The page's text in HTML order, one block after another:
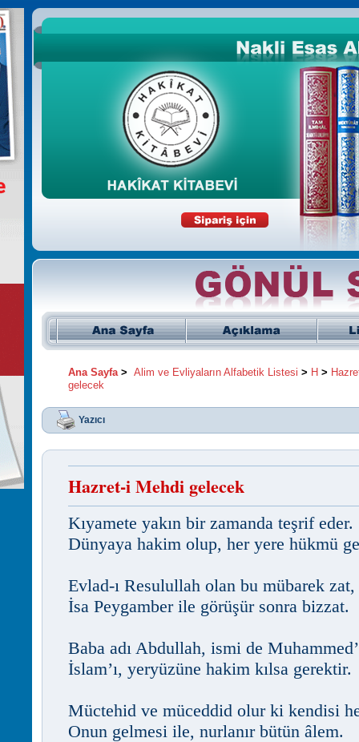
Ana Sayfa> Alim ve Evliyaların Alfabetik Listesi > H >
gelecek
Yazıcı
Hazret-i Mehdi gelecek
Kıyamete yakın bir zamanda teşrif eder.
Dünyaya hakim olup, her yere hükmü
Evlad-ı Resulullah olan bu mübarek zat,
İsa Peygamber ile görüşür sonra bizzat.
Baba adı Abdullah, ismi de
İslam’ı, yeryüzüne hakim kılsa gerektir.
Müctehid ve müceddid olur ki kendisi
Onun gelmesi ile, nurlanır bütün âlem.